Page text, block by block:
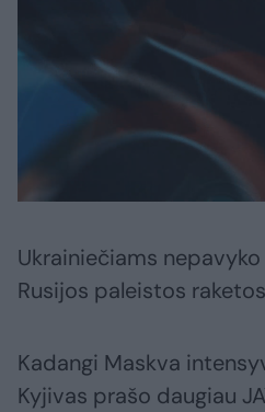
Ukrainiečiams
Rusijos paleistos
Kadangi Maskva
Kyjivas prašo daugiau